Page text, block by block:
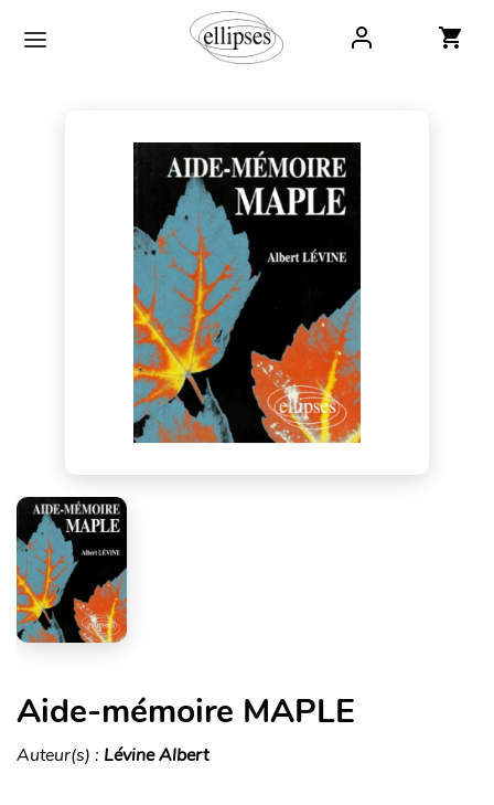
Aide-mémoire MAPLE
Auteur(s) : Lévine Albert